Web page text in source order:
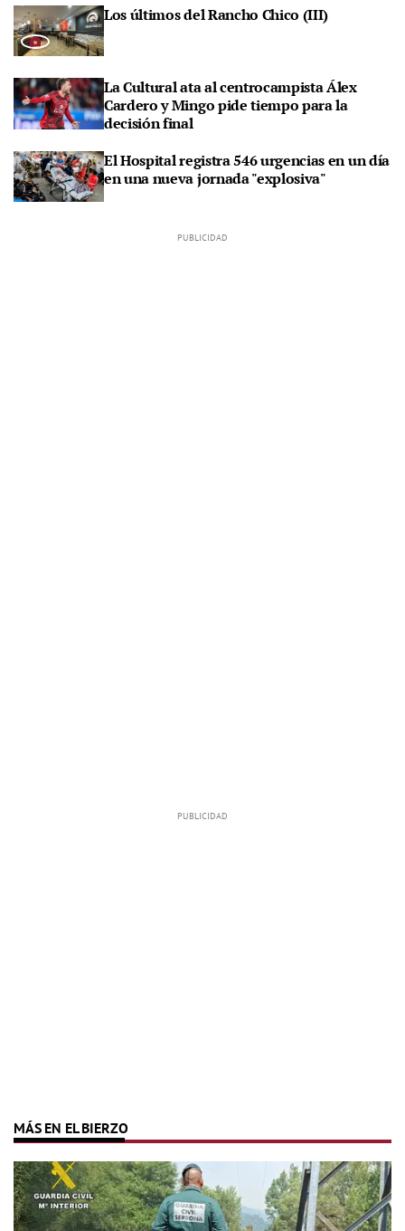
Los últimos del Rancho Chico (III)
La Cultural ata al centrocampista Álex
Cardero y Mingo pide tiempo para la
decisión final
El Hospital registra 546 urgencias en un día
en una nueva jornada "explosiva"
MÁS EN EL BIERZO